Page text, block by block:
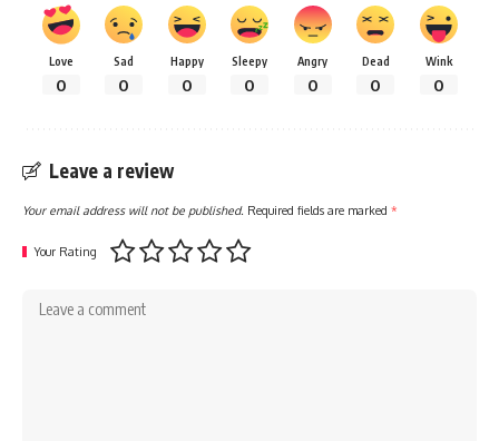
Love
0
Sad
0
Happy
0
Sleepy
0
Angry
0
Dead
0
Wink
0
Leave a review
Your email address will not be published. Required fields are marked *
Your Rating